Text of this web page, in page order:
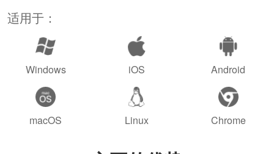
适用于：
Windows iOS Android
macOS Linux Chrome